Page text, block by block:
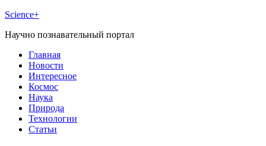
Science+
Научно познавательный портал
Главная
Новости
Интересное
Космос
Наука
Природа
Технологии
Статьи